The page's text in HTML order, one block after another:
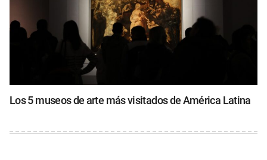
Los 5 museos de arte más visitados de América Latina